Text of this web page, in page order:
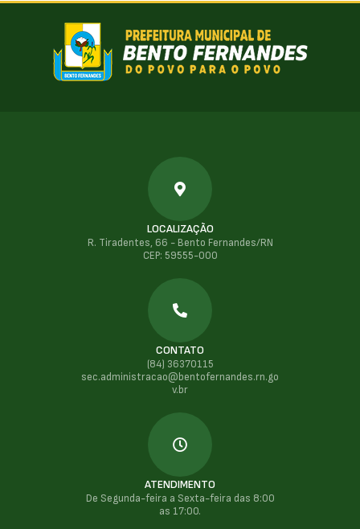
LOCALIZAÇÃO
R. Tiradentes, 66 - Bento Fernandes/RN
CEP: 59555-000
CONTATO
(84) 36370115
sec.administracao@bentofernandes.rn.go
v.br
ATENDIMENTO
De Segunda-feira a Sexta-feira das 8:00
as 17:00.